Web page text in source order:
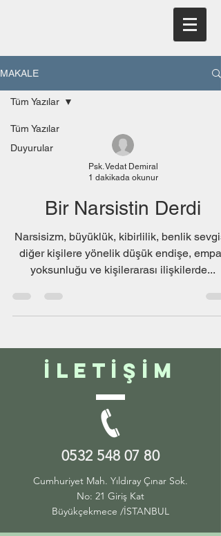
MAKALE
Tüm Yazılar
Duyurular
Tüm Yazılar
Psk. Vedat Demiral
1 dakikada okunur
Bir Narsistin Derdi
Narsisizm, büyüklük, kibirlilik, benlik
diğer kişilere yönelik düşük endişe, empati
yoksunluğu ve kişilerarası ilişkilerde...
İletİşİm
0532 548 07 80
Cumhuriyet Mah. Yıldıray Çınar Sok.
No: 21 Giriş Kat
Büyükçekmece /İSTANBUL